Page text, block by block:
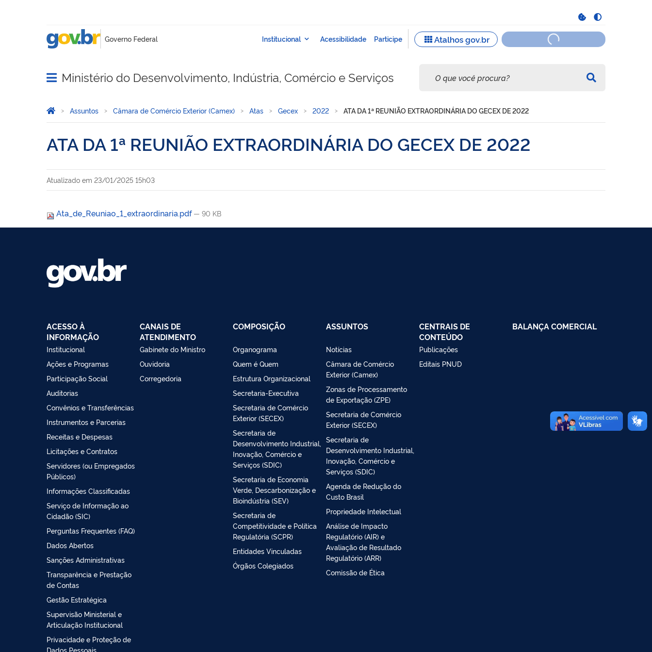
Abrir menu principal de navegação
Ministério do Desenvolvimento, Indústria, Comércio e Serviços
Você está aqui:
Página Inicial
Assuntos Câmara de Comércio Exterior (Camex) Atas Gecex 2022 ATA DA 1ª REUNIÃO EXTRAORDINÁRIA DO GECEX DE 2022
ATA DA 1ª REUNIÃO EXTRAORDINÁRIA DO GECEX DE 2022
Atualizado em 23/01/2025 15h03
Ata_de_Reuniao_1_extraordinaria.pdf — 90 KB
ACESSO À
INFORMAÇÃO
Institucional
Ações e Programas
Participação Social
Auditorias
Convênios e Transferências
Instrumentos e Parcerias
Receitas e Despesas
Licitações e Contratos
Servidores (ou Empregados
Públicos)
Informações Classificadas
Serviço de Informação ao
Cidadão (SIC)
Perguntas Frequentes (FAQ)
Dados Abertos
Sanções Administrativas
Transparência e Prestação
de Contas
Gestão Estratégica
Supervisão Ministerial e
Articulação Institucional
Privacidade e Proteção de
Dados Pessoais
CANAIS DE
ATENDIMENTO
Gabinete do Ministro
Ouvidoria
Corregedoria
COMPOSIÇÃO
Organograma
Quem é Quem
Estrutura Organizacional
Secretaria-Executiva
Secretaria de Comércio
Exterior (SECEX)
Secretaria de
Desenvolvimento Industrial,
Inovação, Comércio e
Serviços (SDIC)
Secretaria de Economia
Verde, Descarbonização e
Bioindústria (SEV)
Secretaria de
Competitividade e Política
Regulatória (SCPR)
Entidades Vinculadas
Órgãos Colegiados
ASSUNTOS
Notícias
Câmara de Comércio
Exterior (Camex)
Zonas de Processamento
de Exportação (ZPE)
Secretaria de Comércio
Exterior (SECEX)
Secretaria de
Desenvolvimento Industrial,
Inovação, Comércio e
Serviços (SDIC)
Agenda de Redução do
Custo Brasil
Propriedade Intelectual
Análise de Impacto
Regulatório (AIR) e
Avaliação de Resultado
Regulatório (ARR)
Comissão de Ética
CENTRAIS DE
CONTEÚDO
Publicações
Editais PNUD
BALANÇA COMERCIAL